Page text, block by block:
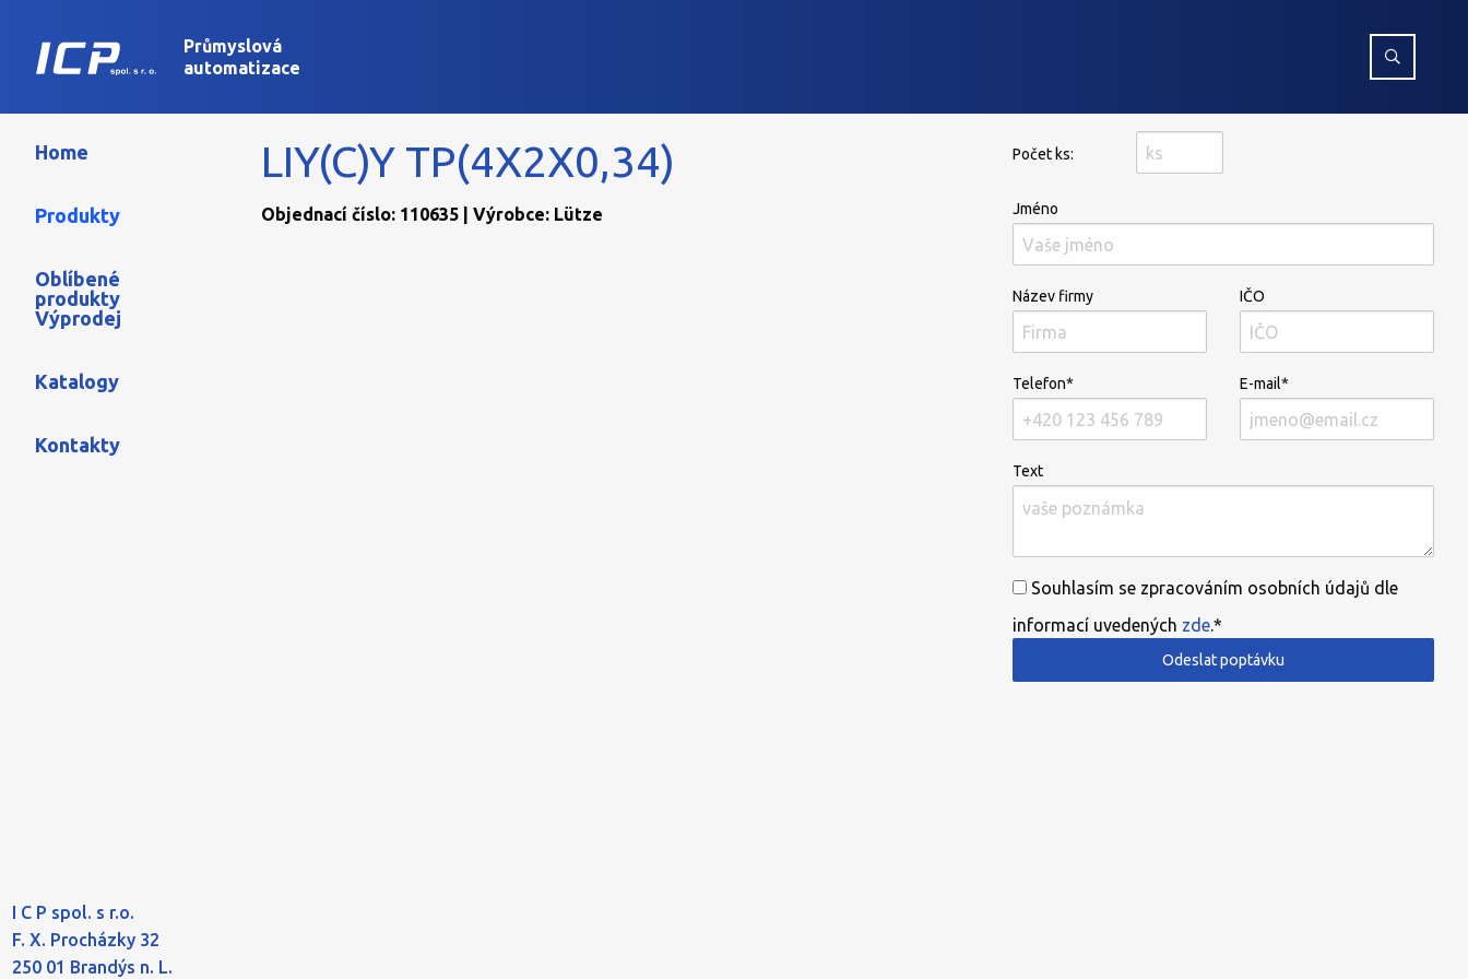
Průmyslová
automatizace
Home
Produkty
Oblíbené
produkty
Výprodej
Katalogy
Kontakty
I C P spol. s r.o.
F. X. Procházky 32
250 01 Brandýs n. L.
LIY(C)Y TP(4X2X0,34)
Objednací číslo: 110635 | Výrobce: Lütze
Počet ks:
Jméno
Název firmy IČO
Telefon* E-mail*
Text
Souhlasím se zpracováním osobních údajů dle
informací uvedených zde.*